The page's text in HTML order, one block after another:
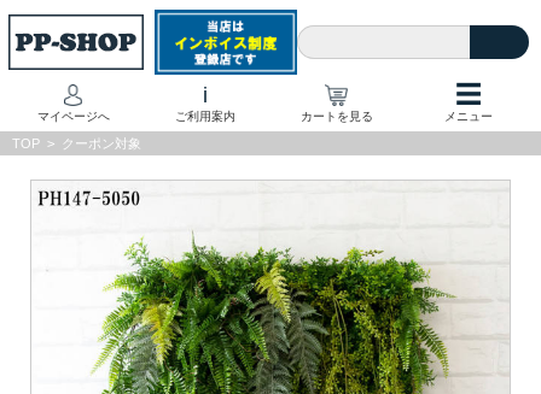
マイページへ
i
ご利用案内 カートを見る
☰
メニュー
TOP > クーポン対象